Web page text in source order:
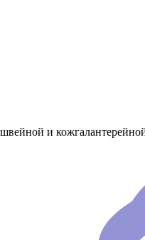
швейной и